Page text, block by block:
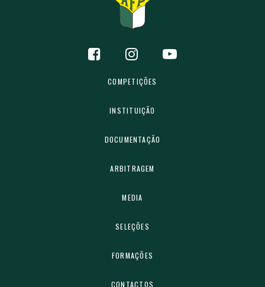
COMPETIÇÕES
INSTITUIÇÃO
DOCUMENTAÇÃO
ARBITRAGEM
MEDIA
SELEÇÕES
FORMAÇÕES
CONTACTOS